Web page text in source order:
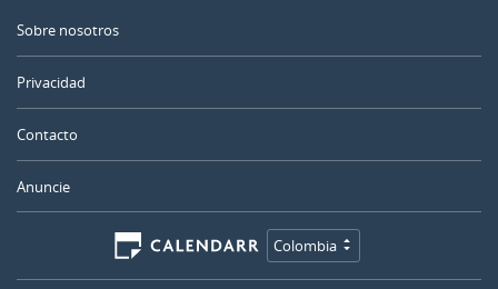
Sobre nosotros
Privacidad
Contacto
Anuncie
Colombia